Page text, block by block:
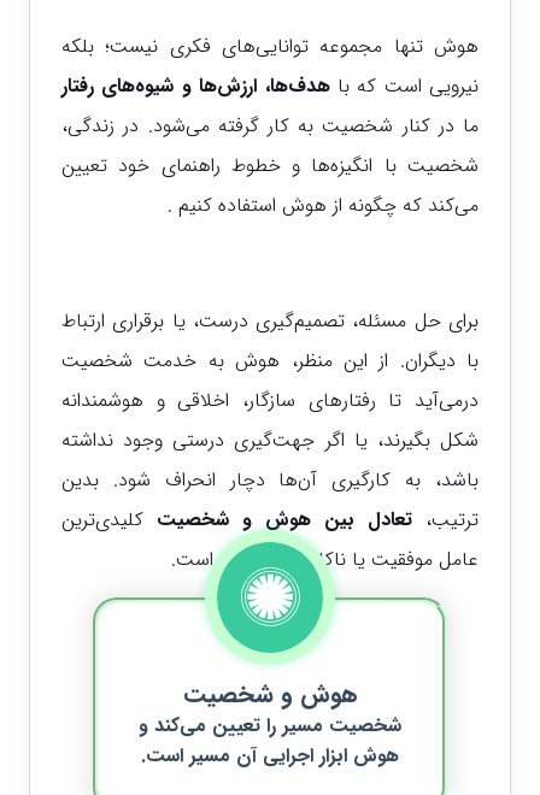
هوش تنها مجموعه توانایی‌های فکری نیست؛ بلکه
نیرویی است که باهدف‌ها، ارزش‌ها و شیوه‌های رفتار
ما در کنار شخصیت به کار گرفته می‌شود. در زندگی،
شخصیت با انگیزه‌ها و خطوط راهنمای خود تعیین
می‌کند که چگونه از هوش استفاده کنیم .
برای حل مسئله، تصمیم‌گیری درست، یا برقراری ارتباط
با دیگران. از این منظر، هوش به خدمت شخصیت
درمی‌آید تا رفتارهای سازگار، اخلاقی و هوشمندانه
شکل بگیرند، یا اگر جهت‌گیری درستی وجود نداشته
باشد، به کارگیری آن‌ها دچار انحراف شود. بدین
ترتیب، تعادل بین هوش و شخصیت کلیدی‌ترین
عامل موفقیت یا ناکامی در زندگی است.
هوش و شخصیت
شخصیت مسیر را تعیین می‌کند و
هوش ابزار اجرایی آن مسیر است.